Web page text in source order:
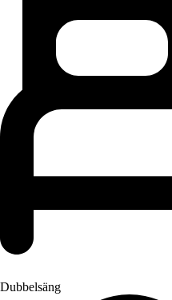
Dubbelsäng